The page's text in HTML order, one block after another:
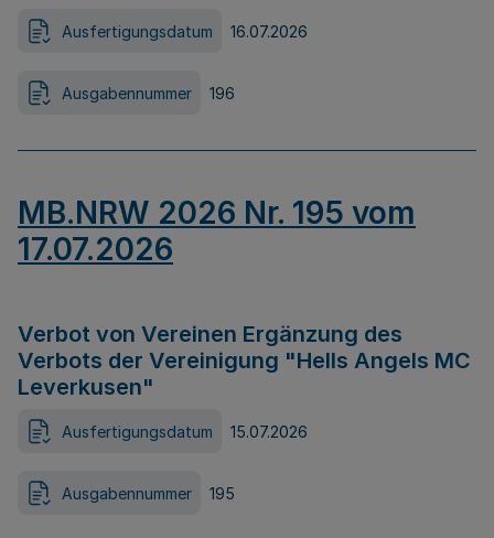
Ausfertigungsdatum 16.07.2026
Ausgabennummer 196
MB.NRW 2026 Nr. 195 vom
17.07.2026
Verbot von Vereinen Ergänzung des
Verbots der Vereinigung "Hells Angels MC
Leverkusen"
Ausfertigungsdatum 15.07.2026
Ausgabennummer 195